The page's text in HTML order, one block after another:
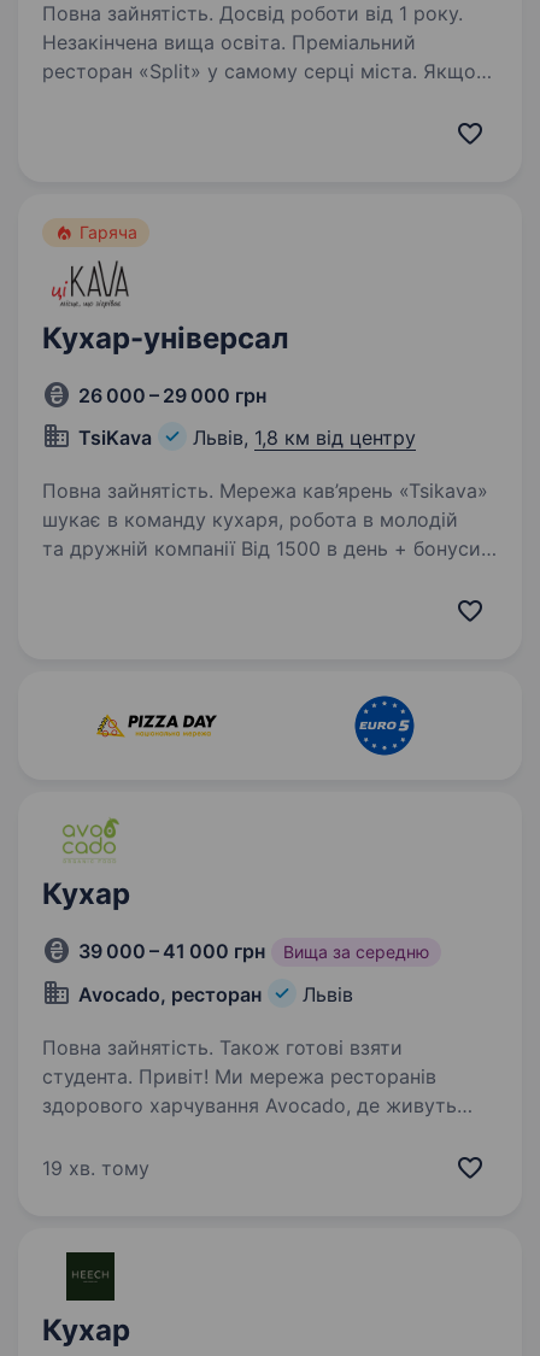
Повна зайнятість. Досвід роботи від 1 року.
Незакінчена вища освіта. Преміальний
ресторан «Split» у самому серці міста. Якщо
Гаряча
Кухар-універсал
26 000 – 29 000 грн
TsiKava
Львів, 1,8 км від центру
Повна зайнятість. Мережа кав’ярень «Tsikava»
шукає в команду кухаря, робота в молодій
та дружній компанії Від 1500 в день + бонуси
Відповідальність, порядність, бажання вчитися
Кухар
39 000 – 41 000 грн Вища за середню
Avocado, ресторан Львів
Повна зайнятість. Також готові взяти
студента. Привіт! Ми мережа ресторанів
здорового харчування Avocado, де живуть
смачних та корисних страв. Шукаємо в нашу
19 хв. тому
Кухар